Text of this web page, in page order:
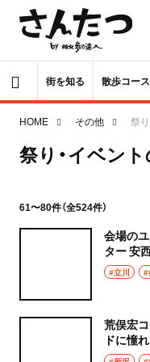
街を知る 散歩コース
HOME その他 祭
祭り・イベン
61〜80件（全524件）
会場の
ター 安
PLAY」
#立川 #
荒俣宏
ドに憧
まで東所